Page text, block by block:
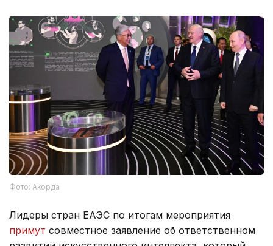
Фото: Акорда
Лидеры стран ЕАЭС по итогам мероприятия
примут совместное заявление об ответственном